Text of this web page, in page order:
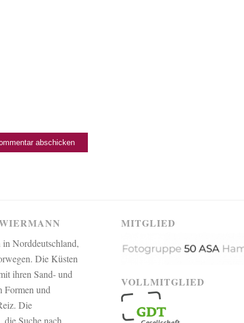
Norddeutschland,
Die Küsten
ihren Sand- und
Formen und
Die
MITGLIED
VOLLMITGLIED